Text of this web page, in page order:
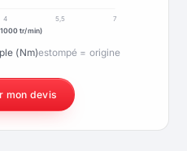
4 5,5
7
tr/min)
(Nm)estompé = origine
mon devis